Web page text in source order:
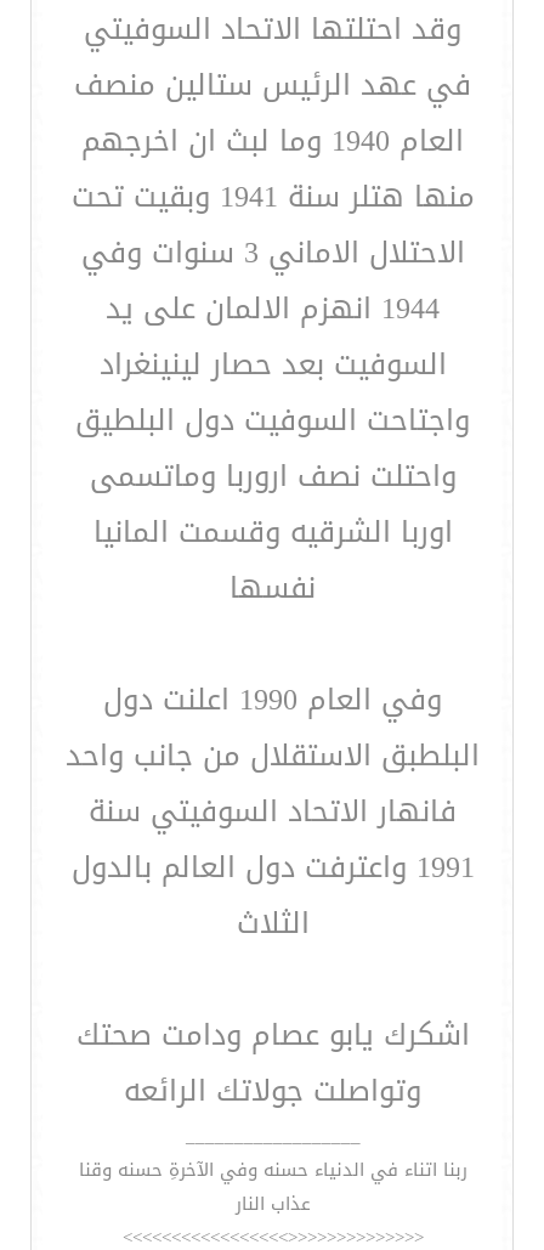
وقد احتلتها الاتحاد السوفيتي
في عهد الرئيس ستالين منصف
العام 1940 وما لبث ان اخرجهم
منها هتلر سنة 1941 وبقيت تحت
الاحتلال الاماني 3 سنوات وفي
1944 انهزم الالمان على يد
السوفيت بعد حصار لينينغراد
واجتاحت السوفيت دول البلطيق
واحتلت نصف اروربا وماتسمى
اوربا الشرقيه وقسمت المانيا
نفسها
وفي العام 1990 اعلنت دول
البلطبق الاستقلال من جانب واحد
فانهار الاتحاد السوفيتي سنة
1991 واعترفت دول العالم بالدول
الثلاث
اشكرك يابو عصام ودامت صحتك
وتواصلت جولاتك الرائعه
__________________
ربنا اتناء في الدنياء حسنه وفي الآخرةِ حسنه وقنا
عذاب النار
<<<<<<<<<<<<<<>>>>>>>>>>>>>>>>>